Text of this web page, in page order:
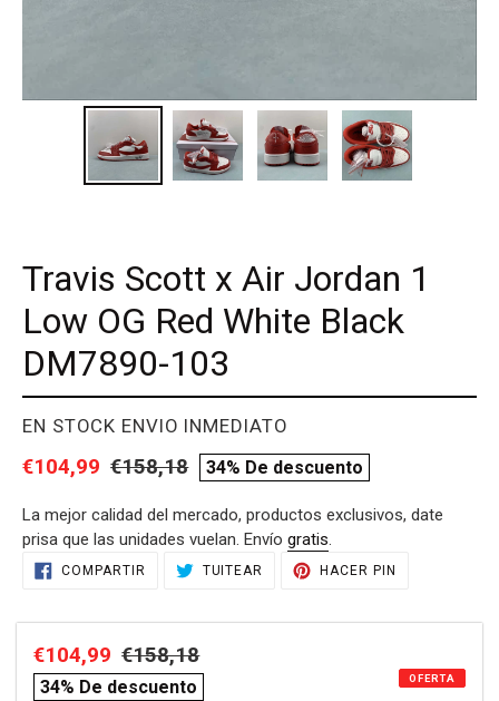
Travis Scott x Air Jordan 1
Low OG Red White Black
DM7890-103
PROVEEDOR
EN STOCK ENVIO INMEDIATO
Precio
venta
€104,99 Precio
€158,18
compare
34% De descuento
La mejor calidad del mercado, productos exclusivos, date
prisa que las unidades vuelan. Envío gratis.
Agregando
tu
carrito
COMPARTIR COMPARTIRTUITEAR TUITEARHACER PIN
Precio
de
€104,99 Precio
habitual
€158,18
34% De descuento OFERTA